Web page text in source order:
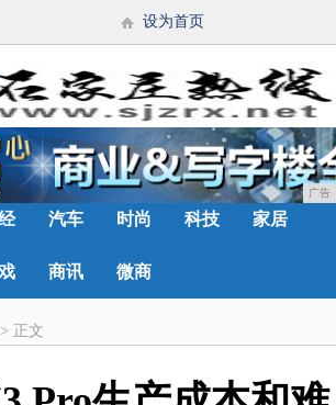
设为首页
广告
汽车 时尚 科技 家居
商讯 微商
正文